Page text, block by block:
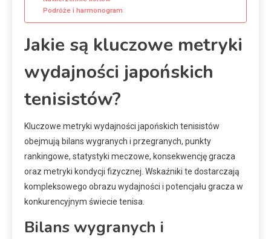
Podróże i harmonogram
Jakie są kluczowe metryki
wydajności japońskich
tenisistów?
Kluczowe metryki wydajności japońskich tenisistów
obejmują bilans wygranych i przegranych, punkty
rankingowe, statystyki meczowe, konsekwencję gracza
oraz metryki kondycji fizycznej. Wskaźniki te dostarczają
kompleksowego obrazu wydajności i potencjału gracza w
konkurencyjnym świecie tenisa.
Bilans wygranych i